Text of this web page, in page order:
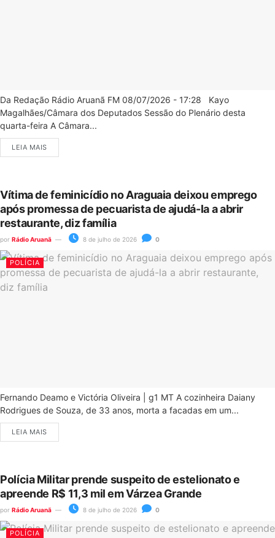
Da Redação Rádio Aruanã FM 08/07/2026 - 17:28 Kayo
Magalhães/Câmara dos Deputados Sessão do Plenário desta
quarta-feira A Câmara...
LEIA MAIS
Vítima de feminicídio no Araguaia deixou emprego
após promessa de pecuarista de ajudá-la a abrir
restaurante, diz família
por Rádio Aruanã 8 de julho de 2026 0
POLÍCIA
Fernando Deamo e Victória Oliveira | g1 MT A cozinheira Daiany
Rodrigues de Souza, de 33 anos, morta a facadas em um...
LEIA MAIS
Polícia Militar prende suspeito de estelionato e
apreende R$ 11,3 mil em Várzea Grande
por Rádio Aruanã 8 de julho de 2026 0
POLÍCIA